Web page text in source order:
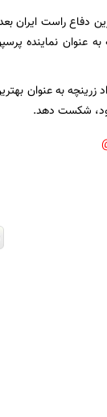
به عنوان بهترین دفاع
نماینده
زرینچه به عنوان
شکست دهد.